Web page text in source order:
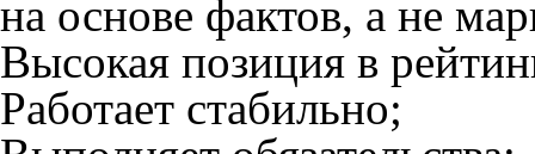
на основе фактов, а не
Высокая позиция в
Работает стабильно;